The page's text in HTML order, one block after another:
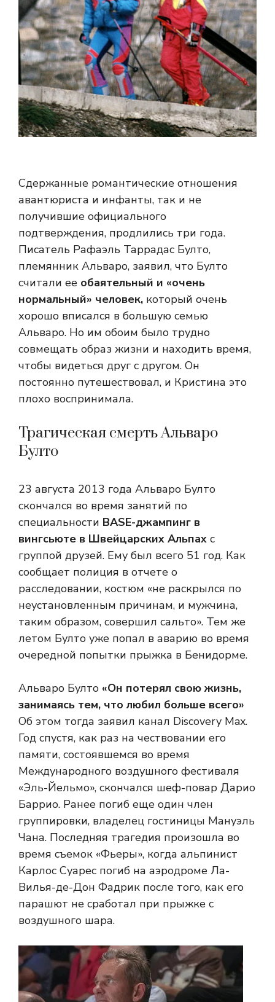
Сдержанные романтические отношения
авантюриста и инфанты, так и не
получившие официального
подтверждения, продлились три года.
Писатель Рафаэль Таррадас Булто,
племянник Альваро, заявил, что Булто
считали ее обаятельный и «очень
нормальный» человек, который очень
хорошо вписался в большую семью
Альваро. Но им обоим было трудно
совмещать образ жизни и находить время,
чтобы видеться друг с другом. Он
постоянно путешествовал, и Кристина это
плохо воспринимала.
Трагическая смерть Альваро
Булто
23 августа 2013 года Альваро Булто
скончался во время занятий по
специальности BASE-джампинг в
вингсьюте в Швейцарских Альпах с
группой друзей. Ему был всего 51 год. Как
сообщает полиция в отчете о
расследовании, костюм «не раскрылся по
неустановленным причинам, и мужчина,
таким образом, совершил сальто». Тем же
летом Булто уже попал в аварию во время
очередной попытки прыжка в Бенидорме.
Альваро Булто «Он потерял свою жизнь,
занимаясь тем, что любил больше всего»
Об этом тогда заявил канал Discovery Max.
Год спустя, как раз на чествовании его
памяти, состоявшемся во время
Международного воздушного фестиваля
«Эль-Йельмо», скончался шеф-повар Дарио
Баррио. Ранее погиб еще один член
группировки, владелец гостиницы Мануэль
Чана. Последняя трагедия произошла во
время съемок «Фьеры», когда альпинист
Карлос Суарес погиб на аэродроме Ла-
Вилья-де-Дон Фадрик после того, как его
парашют не сработал при прыжке с
воздушного шара.